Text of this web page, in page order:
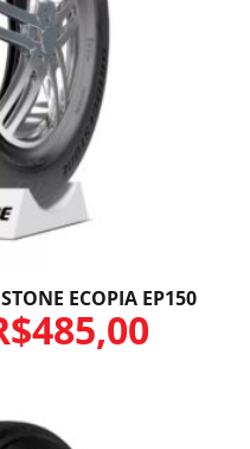
ECOPIA EP150
485,00